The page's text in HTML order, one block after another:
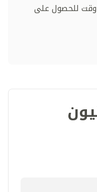
وقت للحصول على